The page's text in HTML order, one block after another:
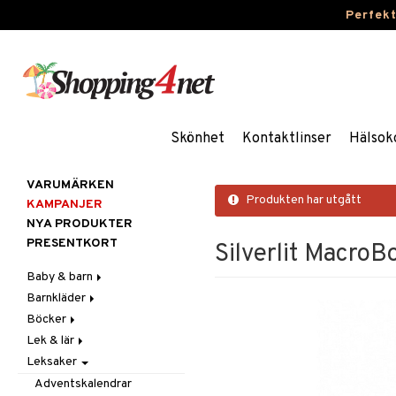
Skönhet Kontaktlinser
Produkten har utgått
Silverlit
VARUMÄRKEN
KAMPANJER
NYA PRODUKTER
PRESENTKORT
Baby & barn
Accessoarer
För håret
Hattar & Mössor
Övrigt
Plånböcker
Aktivitet
Babygym
Babysitters
Bit & Skallra
Äta
Barnservis
Haklappar
Badrockar & Handdukar
Barnvagnstillbehör
Barnkläder
Accessoarer
Kepsar & Solhattar
Badkläder & UV-kläder
Klänningar
Nederdelar
Böcker
Dagböcker
Läs & Lär
Målarböcker
Lek & lär
Experiment
Inlärningsspel
Leksaker
Adventskalendrar